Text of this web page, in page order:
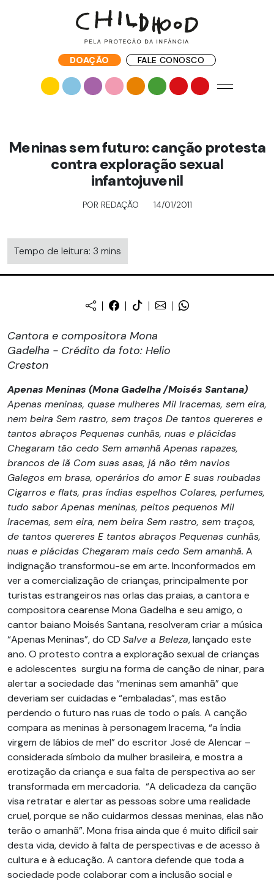
DOAÇÃO FALE CONOSCO
Meninas sem futuro: canção protesta
contra exploração sexual
infantojuvenil
POR REDAÇÃO 14/01/2011
Tempo de leitura: 3 mins
Cantora e compositora Mona
Gadelha - Crédito da foto: Helio
Creston
Apenas Meninas (Mona Gadelha /Moisés Santana)
Apenas meninas, quase mulheres Mil Iracemas, sem eira,
nem beira Sem rastro, sem traços De tantos quereres e
tantos abraços Pequenas cunhãs, nuas e plácidas
Chegaram tão cedo Sem amanhã Apenas rapazes,
brancos de lã Com suas asas, já não têm navios
Galegos em brasa, operários do amor E suas roubadas
Cigarros e flats, pras índias espelhos Colares, perfumes,
tudo saborApenas meninas, peitos pequenos Mil
Iracemas, sem eira, nem beira Sem rastro, sem traços,
de tantos quereres E tantos abraços Pequenas cunhãs,
nuas e plácidas Chegaram mais cedo Sem amanhã. A
indignação transformou-se em arte. Inconformados em
ver a comercialização de crianças, principalmente por
turistas estrangeiros nas orlas das praias, a cantora e
compositora cearense Mona Gadelha e seu amigo, o
cantor baiano Moisés Santana, resolveram criar a música
“Apenas Meninas”, do CD Salve a Beleza, lançado este
ano. O protesto contra a exploração sexual de crianças
e adolescentes surgiu na forma de canção de ninar, para
alertar a sociedade das “meninas sem amanhã” que
deveriam ser cuidadas e “embaladas”, mas estão
perdendo o futuro nas ruas de todo o país. A canção
compara as meninas à personagem Iracema, “a índia
virgem de lábios de mel” do escritor José de Alencar –
considerada símbolo da mulher brasileira, e mostra a
erotização da criança e sua falta de perspectiva ao ser
transformada em mercadoria. “A delicadeza da canção
visa retratar e alertar as pessoas sobre uma realidade
cruel, porque se não cuidarmos dessas meninas, elas não
terão o amanhã”. Mona frisa ainda que é muito difícil sair
desta vida, devido à falta de perspectivas e de acesso à
cultura e à educação. A cantora defende que toda a
sociedade pode colaborar com a inclusão social e